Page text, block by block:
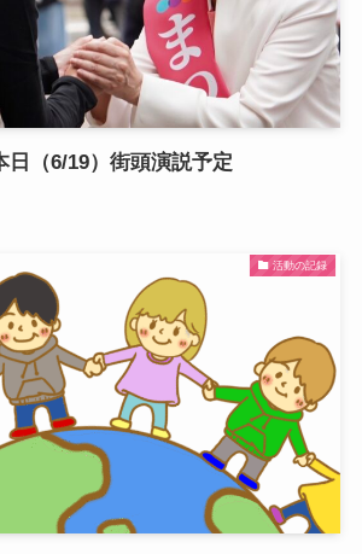
日（6/19）街頭演説予定
活動の記録